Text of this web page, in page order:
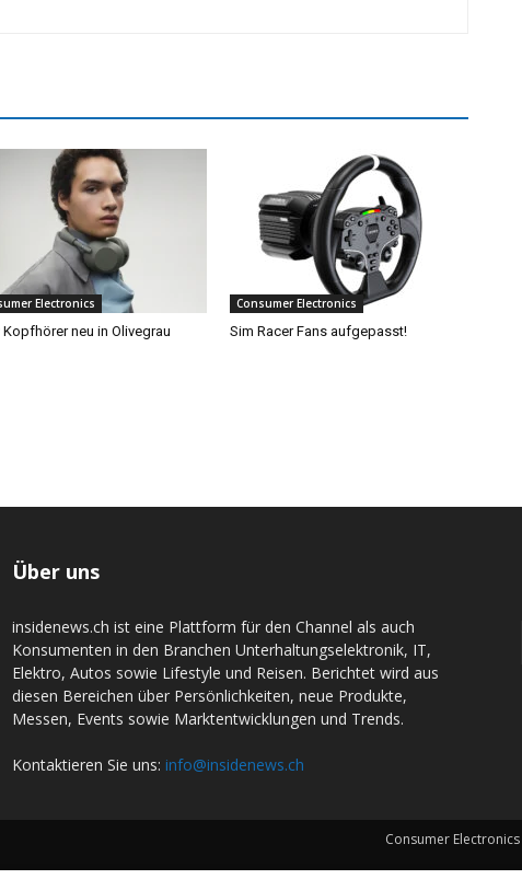
Electronics
Kopfhörer neu in Olivegrau
Consumer Electronics
Sim Racer Fans aufgepasst!
Über uns
insidenews.ch ist eine Plattform für den Channel als auch
Konsumenten in den Branchen Unterhaltungselektronik, IT,
Elektro, Autos sowie Lifestyle und Reisen. Berichtet wird aus
diesen Bereichen über Persönlichkeiten, neue Produkte,
Messen, Events sowie Marktentwicklungen und Trends.
Kontaktieren Sie uns: info@insidenews.ch
Consumer Electronics